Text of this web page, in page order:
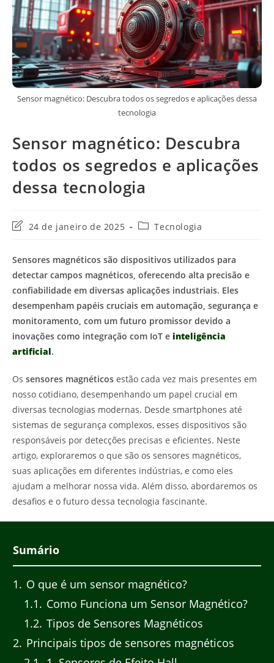
Sensor magnético: Descubra todos os segredos e aplicações dessa
tecnologia
Sensor magnético: Descubra
todos os segredos e aplicações
dessa tecnologia
Última
post:
24 de janeiro de 2025
Categoria
Tecnologia
Sensores magnéticos são dispositivos utilizados para
detectar campos magnéticos, oferecendo alta precisão e
confiabilidade em diversas aplicações industriais. Eles
desempenham papéis cruciais em automação, segurança e
monitoramento, com um futuro promissor devido a
inovações como integração com IoT e inteligência
artificial.
Os sensores magnéticos estão cada vez mais presentes em
nosso cotidiano, desempenhando um papel crucial em
diversas tecnologias modernas. Desde smartphones até
sistemas de segurança complexos, esses dispositivos são
responsáveis por detecções precisas e eficientes. Neste
artigo, exploraremos o que são os sensores magnéticos,
suas aplicações em diferentes indústrias, e como eles
ajudam a melhorar nossa vida. Além disso, abordaremos os
desafios e o futuro dessa tecnologia fascinante.
Sumário
1
O que é um sensor magnético?
1.1
Como Funciona um Sensor Magnético?
1.2 Tipos de Sensores Magnéticos
2 Principais tipos de sensores magnéticos